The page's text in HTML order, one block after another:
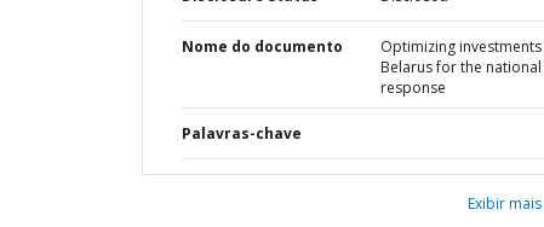
Nome do documento
Optimizing investments
Belarus for the national
response
Palavras-chave
Exibir mais